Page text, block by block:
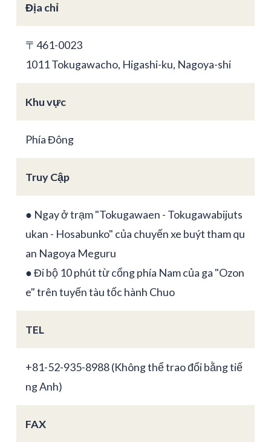
Địa chỉ
〒461-0023
1011 Tokugawacho, Higashi-ku, Nagoya-shi
Khu vực
Phía Đông
Truy Cập
● Ngay ở trạm "Tokugawaen - Tokugawabijuts
ukan - Hosabunko" của chuyến xe buýt tham qu
an Nagoya Meguru
● Đi bộ 10 phút từ cổng phía Nam của ga "Ozon
e" trên tuyến tàu tốc hành Chuo
TEL
+81-52-935-8988 (Không thể trao đổi bằng tiế
ng Anh)
FAX